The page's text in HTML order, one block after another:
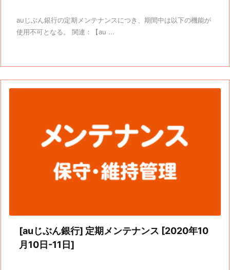
auじぶん銀行の定期メンテナンスにつき、期間中は以下の機能が
使用不可となる。 関連：【au ...
[auじぶん銀行] 定期メンテナンス [2020年10
月10日-11日]